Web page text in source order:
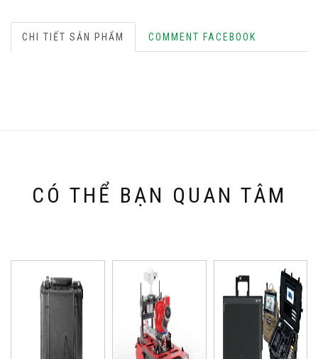
CHI TIẾT SẢN PHẨM COMMENT FACEBOOK
CÓ THỂ BẠN QUAN TÂM